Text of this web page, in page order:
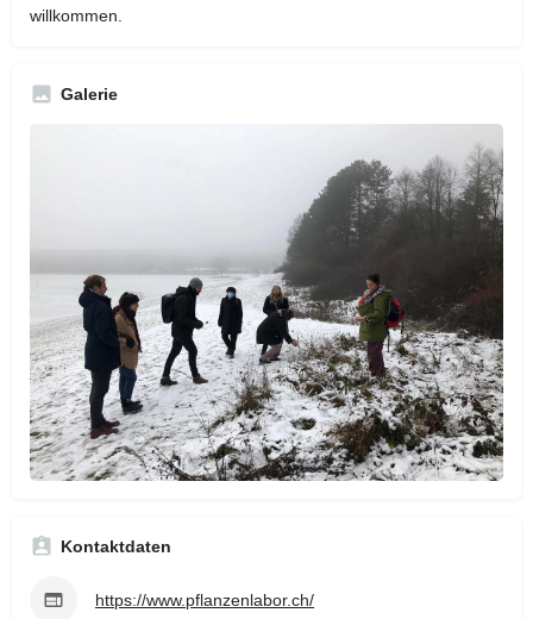
willkommen.
Galerie
Kontaktdaten
https://www.pflanzenlabor.ch/